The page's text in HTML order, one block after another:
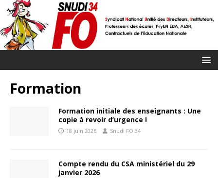
Formation
Formation initiale des enseignants : Une
copie à revoir d’urgence !
18 juin 2026 Snudi FO 34
Compte rendu du CSA ministériel du 29
janvier 2026